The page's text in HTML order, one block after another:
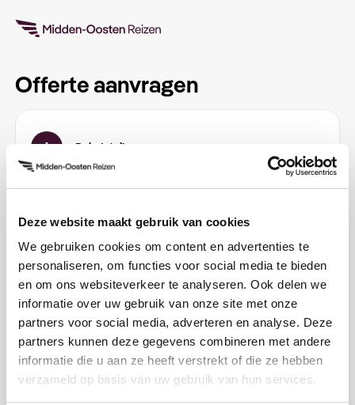
Deze website maakt gebruik van cookies
We gebruiken cookies om content en advertenties te
personaliseren, om functies voor social media te bieden
en om ons websiteverkeer te analyseren. Ook delen we
informatie over uw gebruik van onze site met onze
partners voor social media, adverteren en analyse. Deze
partners kunnen deze gegevens combineren met andere
informatie die u aan ze heeft verstrekt of die ze hebben
verzameld op basis van uw gebruik van hun services.
Offerte aanvragen
1 Reisdetails
Email
Vertrekdatum
Datum kiezen
Flexibel